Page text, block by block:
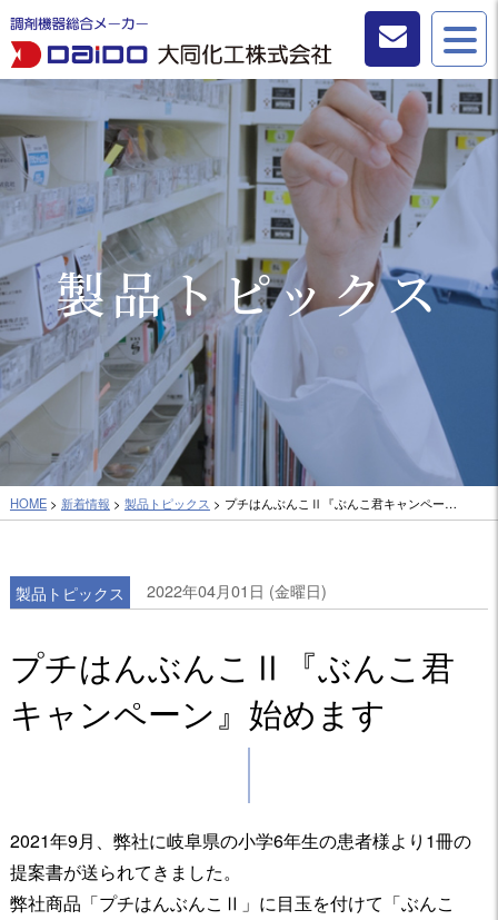
お問い合わせ
製品トピックス
HOME> 新着情報 > 製品トピックス > プチはんぶんこⅡ『ぶんこ君キャンペー…
製品トピックス 2022年04月01日 (金曜日)
プチはんぶんこⅡ『ぶんこ君
キャンペーン』始めます
2021年9月、弊社に岐阜県の小学6年生の患者様より1冊の
提案書が送られてきました。
弊社商品「プチはんぶんこⅡ」に目玉を付けて「ぶんこ